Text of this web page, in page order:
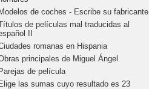
de coches - Escribe su fabricante
de películas mal traducidas al
II
romanas en Hispania
principales de Miguel Ángel
de película
las sumas cuyo resultado es 23